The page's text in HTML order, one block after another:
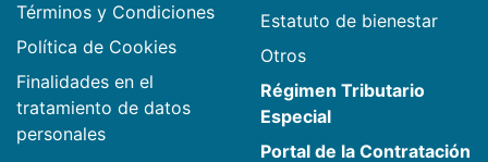
Términos y Condiciones
Política de Cookies
Finalidades en el
tratamiento de datos
personales
Estatuto de bienestar
Otros
Régimen Tributario
Especial
Portal de la Contratación